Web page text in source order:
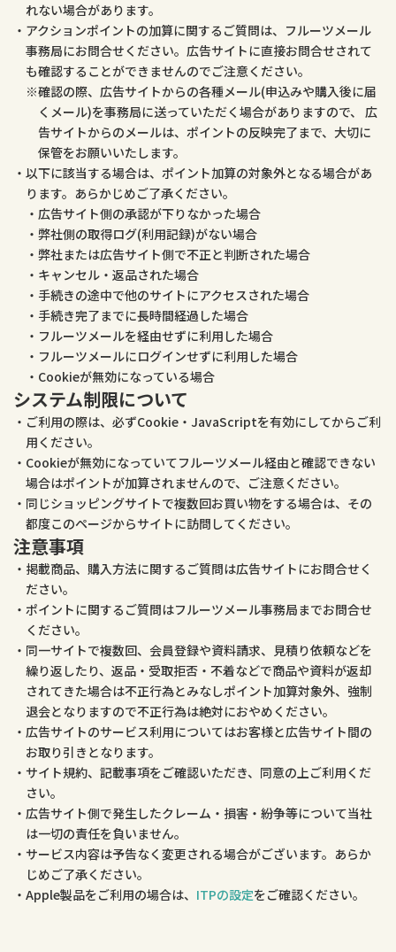
れない場合があります。
アクションポイントの加算に関するご質問は、フルーツメール
事務局にお問合せください。広告サイトに直接お問合せされて
も確認することができませんのでご注意ください。
確認の際、広告サイトからの各種メール(申込みや購入後に届
くメール)を事務局に送っていただく場合がありますので、 広
告サイトからのメールは、ポイントの反映完了まで、大切に
保管をお願いいたします。
以下に該当する場合は、ポイント加算の対象外となる場合があ
ります。あらかじめご了承ください。
広告サイト側の承認が下りなかった場合
弊社側の取得ログ(利用記録)がない場合
弊社または広告サイト側で不正と判断された場合
キャンセル・返品された場合
手続きの途中で他のサイトにアクセスされた場合
手続き完了までに長時間経過した場合
フルーツメールを経由せずに利用した場合
フルーツメールにログインせずに利用した場合
Cookieが無効になっている場合
システム制限について
ご利用の際は、必ずCookie・JavaScriptを有効にしてからご利
用ください。
Cookieが無効になっていてフルーツメール経由と確認できない
場合はポイントが加算されませんので、ご注意ください。
同じショッピングサイトで複数回お買い物をする場合は、その
都度このページからサイトに訪問してください。
注意事項
掲載商品、購入方法に関するご質問は広告サイトにお問合せく
ださい。
ポイントに関するご質問はフルーツメール事務局までお問合せ
ください。
同一サイトで複数回、会員登録や資料請求、見積り依頼などを
繰り返したり、返品・受取拒否・不着などで商品や資料が返却
されてきた場合は不正行為とみなしポイント加算対象外、強制
退会となりますので不正行為は絶対におやめください。
広告サイトのサービス利用についてはお客様と広告サイト間の
お取り引きとなります。
サイト規約、記載事項をご確認いただき、同意の上ご利用くだ
さい。
広告サイト側で発生したクレーム・損害・紛争等について当社
は一切の責任を負いません。
サービス内容は予告なく変更される場合がございます。あらか
じめご了承ください。
Apple製品をご利用の場合は、 ITPの設定をご確認ください。